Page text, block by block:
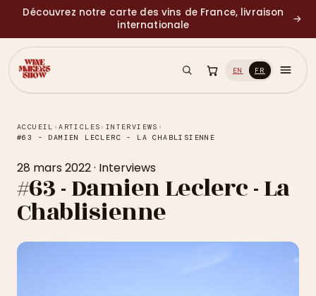
Découvrez notre carte des vins de France, livraison
internationale
→
EN FR
ACCUEIL ›ARTICLES › INTERVIEWS ›
#63 - DAMIEN LECLERC - LA CHABLISIENNE
28 mars 2022· Interviews
#63 - Damien Leclerc - La
Chablisienne